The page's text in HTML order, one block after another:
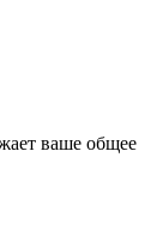
ваше общее